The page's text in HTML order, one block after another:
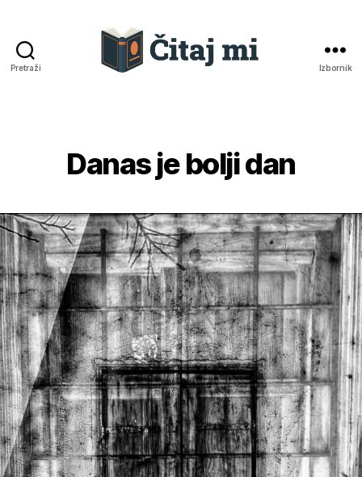
Pretraži Izbornik
Kategorije
Danas je bolji dan